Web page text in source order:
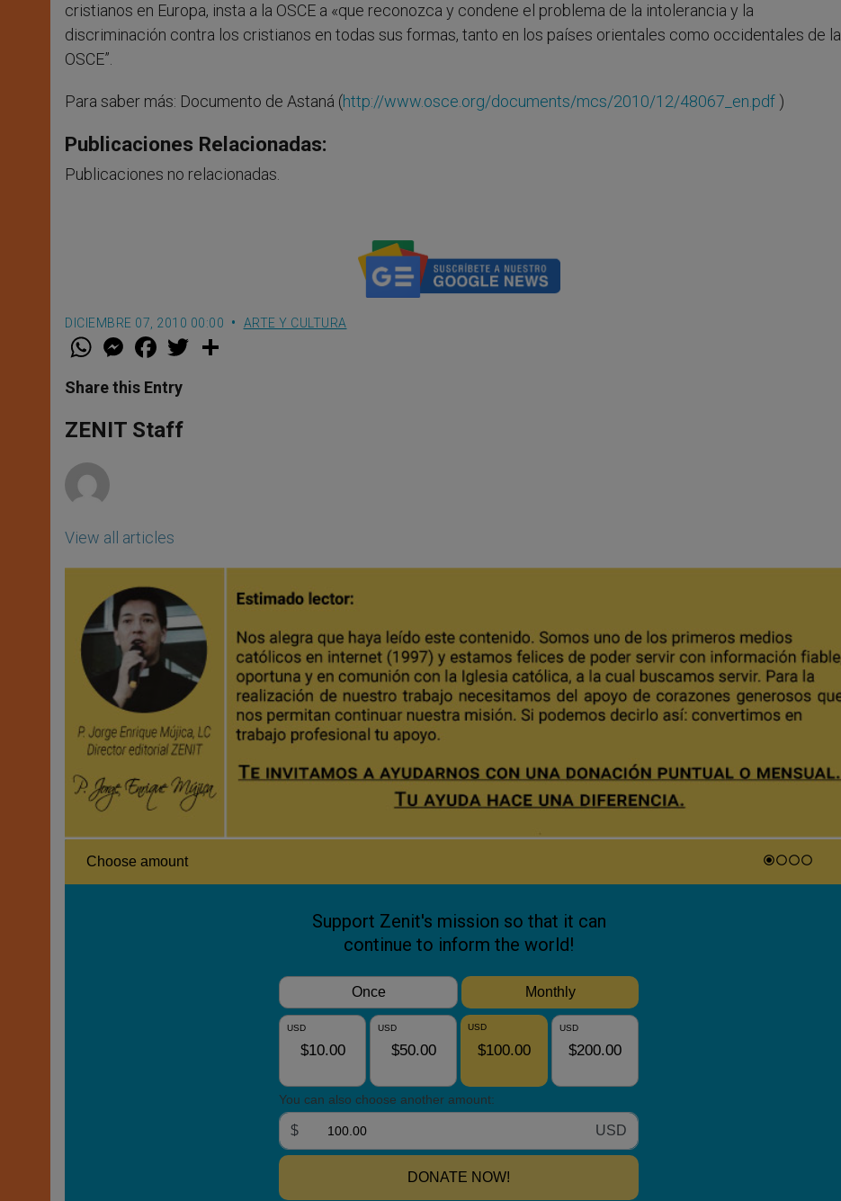
cristianos en Europa, insta a la OSCE a «que reconozca y condene el problema de la intolerancia y la
discriminación contra los cristianos en todas sus formas, tanto en los países orientales como occidentales de la
OSCE”.
Para saber más: Documento de Astaná (http://www.osce.org/documents/mcs/2010/12/48067_en.pdf )
Publicaciones Relacionadas:
Publicaciones no relacionadas.
DICIEMBRE 07, 2010 00:00 ARTE Y CULTURA
W
t
s
p
p
M
e
s
e
g
e
F
a
e
b
o
k
w
Share this Entry
ZENIT Staff
View all articles